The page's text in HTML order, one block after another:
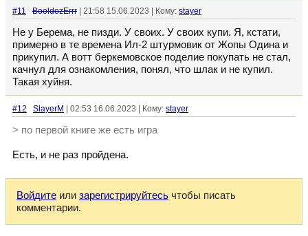
#11 BooldozErrr | 21:58 15.06.2023 | Кому: stayer
Не у Берема, не пизди. У своих. У своих купи. Я, кстати,
примерно в те времена Ил-2 штурмовик от Жопы Одина и
прикупил. А вотт беркемовское поделие покупать не стал,
качнул для ознакомления, понял, что шлак и не купил.
Такая хуйня.
#12 SlayerM | 02:53 16.06.2023 | Кому: stayer
> по первой книге же есть игра
Есть, и не раз пройдена.
Войдите или зарегистрируйтесь чтобы писать
комментарии.